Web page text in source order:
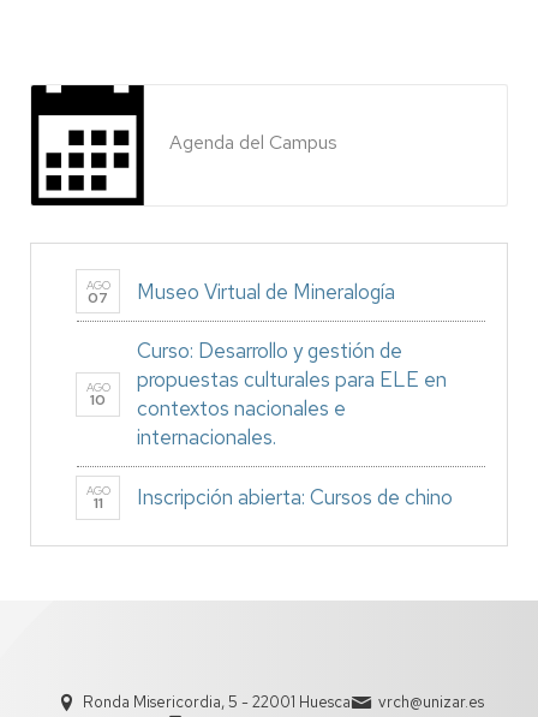
Agenda del Campus
AGO
07 Museo Virtual de Mineralogía
AGO
10
Curso: Desarrollo y gestión de
propuestas culturales para ELE en
contextos nacionales e
internacionales.
AGO
11 Inscripción abierta: Cursos de chino
Ronda Misericordia, 5 - 22001 Huesca
vrch@unizar.es